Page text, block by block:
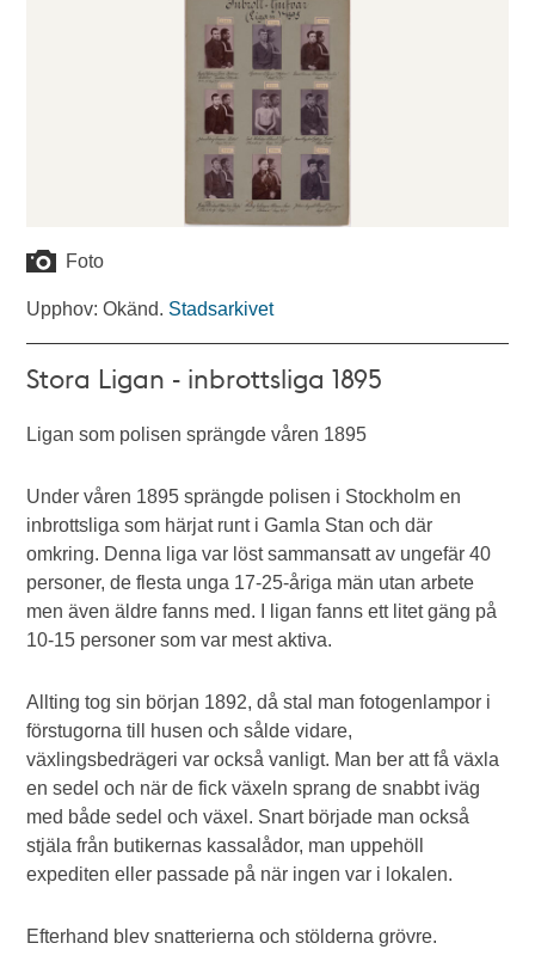
Foto
Upphov: Okänd. Stadsarkivet
Stora Ligan - inbrottsliga 1895
Ligan som polisen sprängde våren 1895
Under våren 1895 sprängde polisen i Stockholm en
inbrottsliga som härjat runt i Gamla Stan och där
omkring. Denna liga var löst sammansatt av ungefär 40
personer, de flesta unga 17-25-åriga män utan arbete
men även äldre fanns med. I ligan fanns ett litet gäng på
10-15 personer som var mest aktiva.
Allting tog sin början 1892, då stal man fotogenlampor i
förstugorna till husen och sålde vidare,
växlingsbedrägeri var också vanligt. Man ber att få växla
en sedel och när de fick växeln sprang de snabbt iväg
med både sedel och växel. Snart började man också
stjäla från butikernas kassalådor, man uppehöll
expediten eller passade på när ingen var i lokalen.
Efterhand blev snatterierna och stölderna grövre.